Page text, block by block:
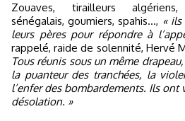
Zouaves, tirailleurs algériens,
sénégalais, goumiers, spahis…, «
leurs pères pour répondre à
rappelé, raide de solennité, Hervé
Tous réunis sous un même
la puanteur des tranchées, la
l’enfer des bombardements. Ils ont
désolation. »